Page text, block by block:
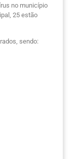
no município
25 estão
sendo: